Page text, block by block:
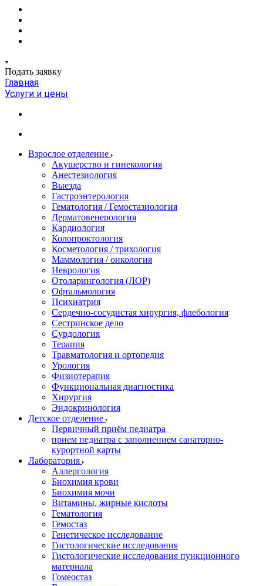
Подать заявку
Главная
Услуги и цены
Взрослое отделение
Акушерство и гинекология
Анестезиология
Выезда
Гастроэнтерология
Гематология / Гемостазиология
Дерматовенерология
Кардиология
Колопроктология
Косметология / трихология
Маммология / онкология
Неврология
Отоларингология (ЛОР)
Офтальмология
Психиатрия
Сердечно-сосудистая хирургия, флебология
Сестринское дело
Сурдология
Терапия
Травматология и ортопедия
Урология
Физиотерапия
Функциональная диагностика
Хирургия
Эндокринология
Детское отделение
Первичный приём педиатра
прием педиатра с заполнением санаторно-
курортной карты
Лаборатория
Аллергология
Биохимия крови
Биохимия мочи
Витамины, жирные кислоты
Гематология
Гемостаз
Генетическое исследование
Гистологические исследования
Гистологические исследования пункционного
материала
Гомеостаз